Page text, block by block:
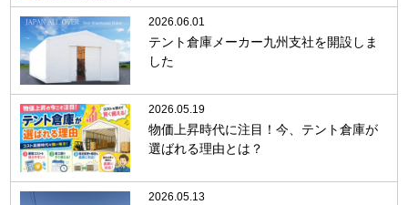
2026.06.01
テント倉庫メーカー九州支社を開設しま
した
2026.05.19
物価上昇時代に注目！今、テント倉庫が
選ばれる理由とは？
2026.05.13